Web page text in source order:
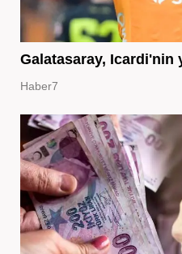
Galatasaray, Icardi'nin
Haber7